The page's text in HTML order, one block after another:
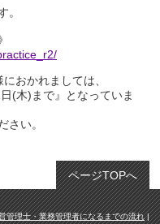
。
おかれましては、
(木)まで』となっていま
さい。
ページTOPへ
管理士・業務管理者になるまでの流れ